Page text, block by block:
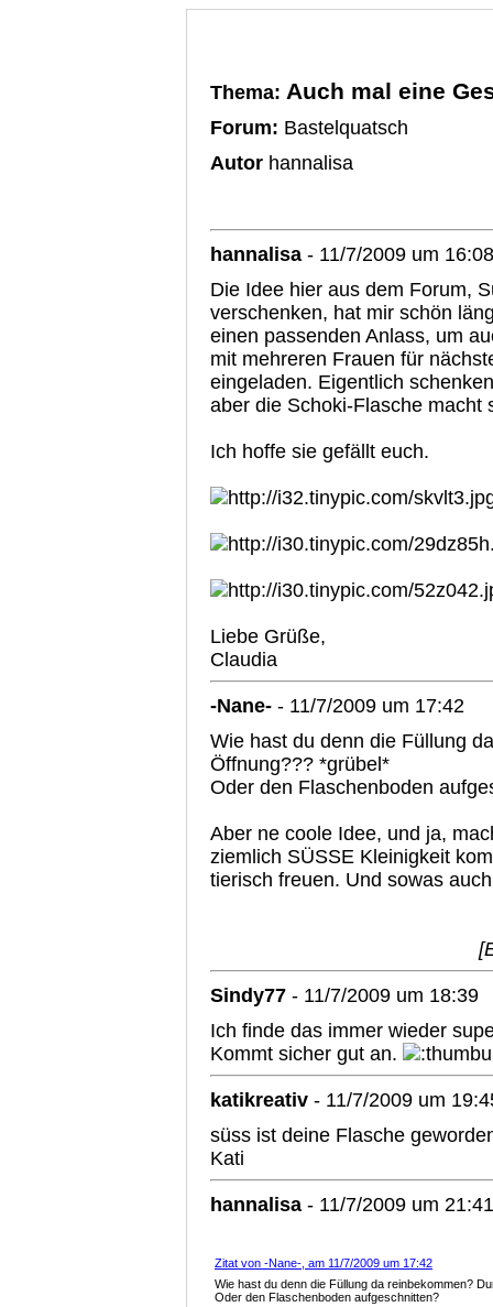
Thema: Auch mal eine
Forum: Bastelquatsch
Autor hannalisa
hannalisa - 11/7/2009 um 16:08
Die Idee hier aus dem Forum,
verschenken, hat mir schön
einen passenden Anlass, um
mit mehreren Frauen für
eingeladen. Eigentlich
aber die Schoki-Flasche macht
Ich hoffe sie gefällt euch.
Liebe Grüße,
Claudia
-Nane- - 11/7/2009 um 17:42
Wie hast du denn die Füllung
Öffnung??? *grübel*
Oder den Flaschenboden
Aber ne coole Idee, und ja,
ziemlich SÜSSE Kleinigkeit
tierisch freuen. Und sowas
Sindy77 - 11/7/2009 um 18:39
Ich finde das immer wieder
Kommt sicher gut an.
katikreativ - 11/7/2009 um
süss ist deine Flasche
Kati
hannalisa - 11/7/2009 um 21:41
Zitat von -Nane-, am 11/7/2009 um 17:42
Wie hast du denn die Füllung da reinbekommen?
Oder den Flaschenboden aufgeschnitten?